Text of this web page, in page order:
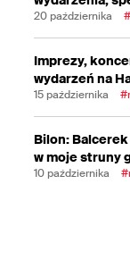
20 października
Imprezy,
wydarzeń na
15 października
Bilon: Balcerek
w moje struny
10 października